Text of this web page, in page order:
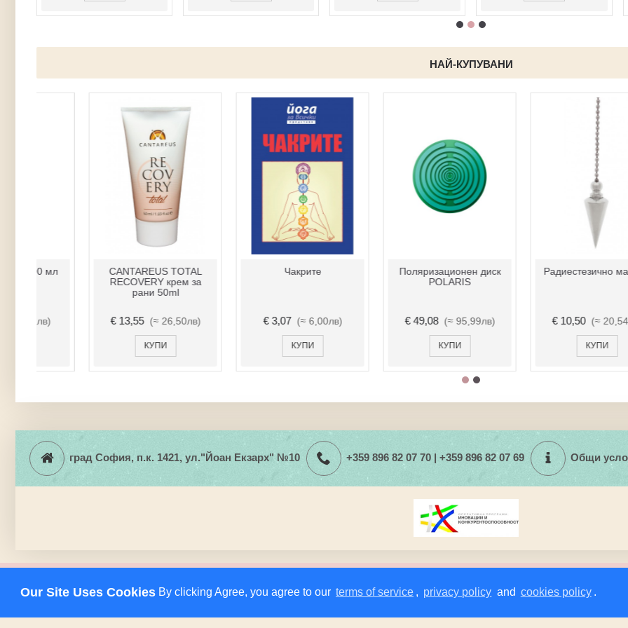
Our Site Uses Cookies By clicking Agree, you agree to our terms of service , privacy policy and cookies policy .
НАЙ-КУПУВАНИ
Армакс (сребърна вода)
за пиене
(≈ 12,01лв)
Армакс - спрей за нос
(≈ 12,01лв)
РАДИЕСТЕЗИЯ
Тънкости от занаята
(≈ 52,81лв)
Армакс спрей 100 мл
(≈ 12,01лв)
град София, п.к. 1421, ул."Йоан Екзарх" №10 +359 896 82 07 70 | +359 896 82 07 69 Общи
Copyright © 2019, 2023, V12-Soft
Продължавайки да разглеждате сайта, Вие се съгласявате с нашата политика за защита на личните данни и използването на